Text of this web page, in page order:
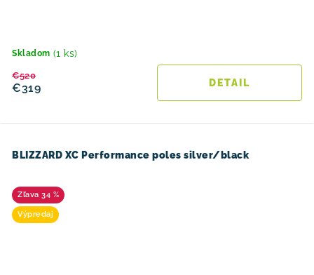
Skladom (1 ks)
€319
€520
DETAIL
BLIZZARD XC Performance poles silver/black
34 %
Výpredaj